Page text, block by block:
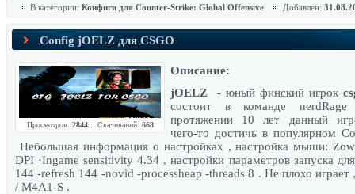
В категории: Конфиги для Counter-Strike: Global Offensive Добавлен:
Config jOELZ для CSGO
Просмотров: 2844:: Скачиваний: 668
Описание:
jOELZ - юный финский игрок
состоит в команде
протяжении 10 лет данный
чего-то достичь в популярном
Небольшая информация о настройках , настройка мыши:
DPI ·Ingame sensitivity 4.34 , настройки параметров запуска
144 -refresh 144 -novid -processheap -threads 8 . Не плохо играет
/ M4A1-S .